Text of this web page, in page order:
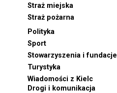
Straż miejska
Straż pożarna
Polityka
Sport
Stowarzyszenia i fundacje
Turystyka
Wiadomości z Kielc
Drogi i komunikacja